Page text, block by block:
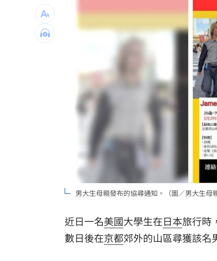
馬斯克蓋地球最大晶圓廠 專家揭3大
泰國校園槍擊案增至9死 12歲女童不治
台灣彩券開獎直播中
LIVE三立+24小時直播 15:27
三立iNEWS新聞台線上直播
商場戰國來臨 台中「頂奢大道」逐漸
台彩父親節推新刮刮樂千萬頭獎超「爸」
「拍片人的多重宇宙」職涯論壇9/12登
8國球員齊聚高雄 Formosa 7s掀足球
理想混蛋號召粉絲跨海追星吃美食！
男大生母親發布的協尋通知。（圖／男大生母
近日一名美國大學生在日本旅行時
數日後在京都郊外的山區尋獲該名